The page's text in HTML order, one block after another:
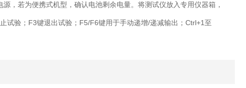
，若为便携式机型，确认电池剩余电量。将测试仪放入专用仪器箱，
试验；F3键退出试验；F5/F6键用于手动递增/递减输出；Ctrl+1至